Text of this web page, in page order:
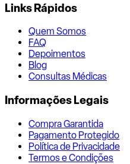
Links Rápidos
Quem Somos
FAQ
Depoimentos
Blog
Consultas Médicas
Informações Legais
Compra Garantida
Pagamento Protegido
Política de Privacidade
Termos e Condições